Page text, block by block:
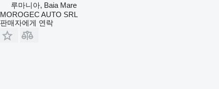
루마니아, Baia Mare
MOROGEC AUTO SRL
판매자에게 연락